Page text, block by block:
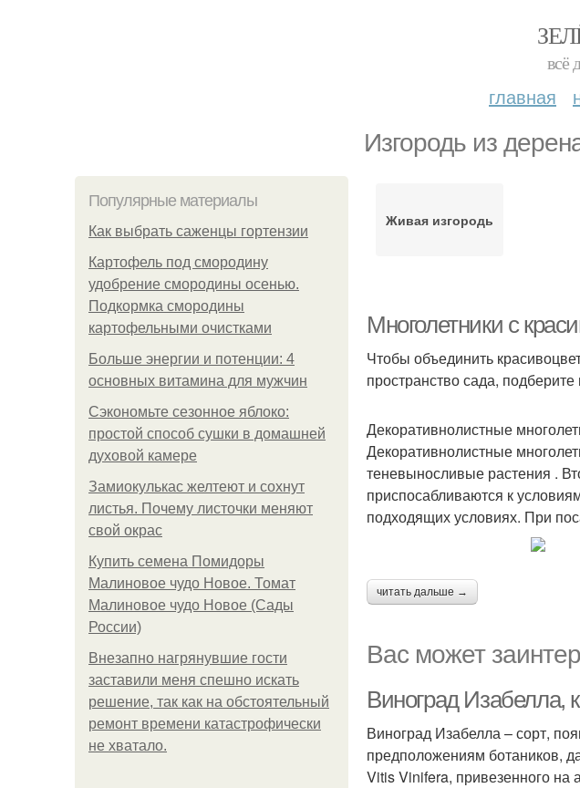
всё
главная
Изгородь из
Популярные материалы
Как выбрать саженцы гортензии
Картофель под смородину
удобрение смородины осенью.
Подкормка смородины
картофельными очистками
Больше энергии и потенции: 4
основных витамина для мужчин
Сэкономьте сезонное яблоко:
простой способ сушки в домашней
духовой камере
Замиокулькас желтеют и сохнут
листья. Почему листочки меняют
свой окрас
Купить семена Помидоры
Малиновое чудо Новое. Томат
Малиновое чудо Новое (Сады
России)
Внезапно нагрянувшие гости
заставили меня спешно искать
решение, так как на обстоятельный
ремонт времени катастрофически
не хватало.
Живая изгородь
Многолетники с
Чтобы объединить
пространство сада,
Декоративнолистные
Декоративнолистные
теневыносливые растения .
приспосабливаются к
подходящих условиях. При
читать дальше →
Вас может
Виноград Изабелла,
Виноград Изабелла – сорт,
предположениям ботаников,
Vitis Vinifera, привезенного на